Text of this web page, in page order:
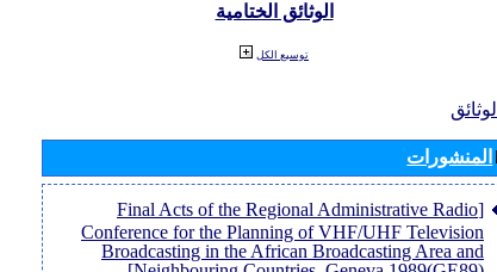
الوثائق الختامية
توسيع الكل
الوثائق
المنشورات
[Final Acts of the Regional Administrative Radio
Conference for the Planning of VHF/UHF Television
Broadcasting in the African Broadcasting Area and
Neighbouring Countries, Geneva 1989(GE89)]